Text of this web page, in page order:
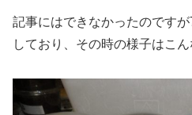
記事にはできなかったのです
しており、その時の様子はこん